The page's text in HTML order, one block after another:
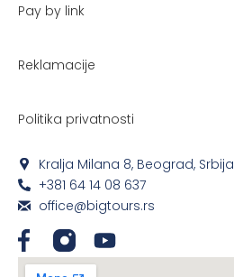
Pay by link
Reklamacije
Politika privatnosti
Kralja Milana 8, Beograd, Srbija
+381 64 14 08 637
office@bigtours.rs